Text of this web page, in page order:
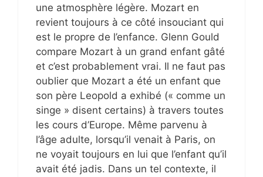
une atmosphère légère. Mozart en
revient toujours à ce côté insouciant qui
est le propre de l’enfance. Glenn Gould
compare Mozart à un grand enfant gâté
et c’est probablement vrai. Il ne faut pas
oublier que Mozart a été un enfant que
son père Leopold a exhibé (« comme un
singe » disent certains) à travers toutes
les cours d’Europe. Même parvenu à
l’âge adulte, lorsqu’il venait à Paris, on
ne voyait toujours en lui que l’enfant qu’il
avait été jadis. Dans un tel contexte, il